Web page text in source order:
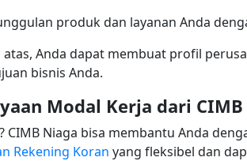
produk dan layanan Anda
Anda dapat membuat profil
bisnis Anda.
Modal Kerja dari
Niaga bisa membantu Anda
Rekening Koran yang fleksibel dan